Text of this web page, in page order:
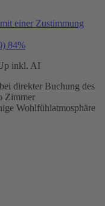
einer Zustimmung
84%
inkl. AI
direkter Buchung des
Zimmer
Wohlfühlatmosphäre